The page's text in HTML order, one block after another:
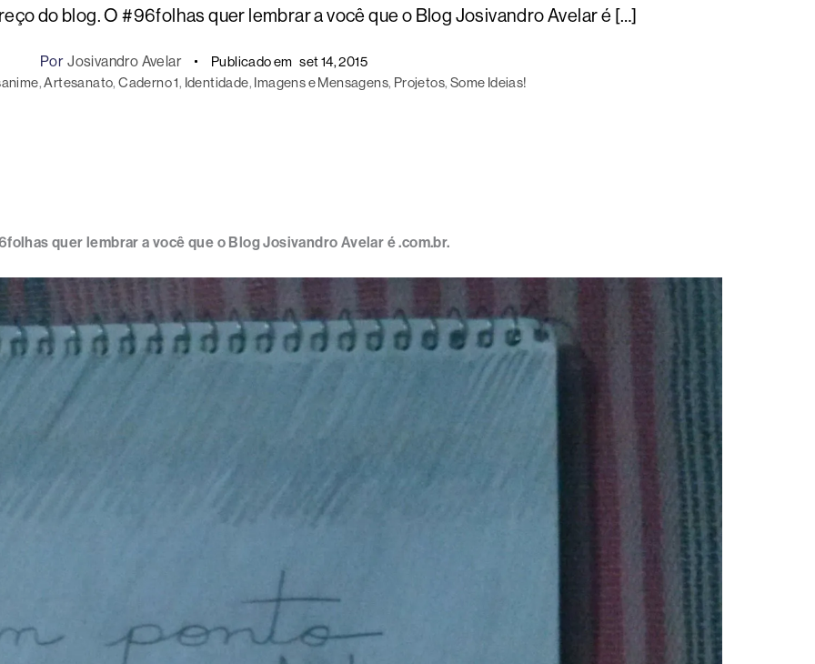
do blog. O #96folhas quer lembrar a você que o Blog Josivandro Avelar é […]
Por Josivandro Avelar Publicado em set 14, 2015
, Artesanato, Caderno 1, Identidade, Imagens e Mensagens, Projetos, Some Ideias!
quer lembrar a você que o Blog Josivandro Avelar é .com.br.